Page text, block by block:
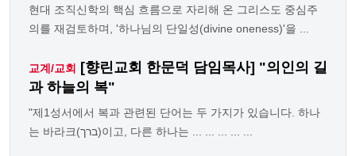
현대 조직신학의 핵심 흐름으로 자리해 온 그리스도 중심주
의를 재검토하며, '하나님의 단일성(divine oneness)'을 ...
교계/교회
[향린교회 한문덕 담임목사] "의인의 길
과 하늘의 복"
"제1성서에서 복과 관련된 단어는 두 가지가 있습니다. 하나
는 바라크(ברך)이고, 다른 하나는 ... ... ... ... ...